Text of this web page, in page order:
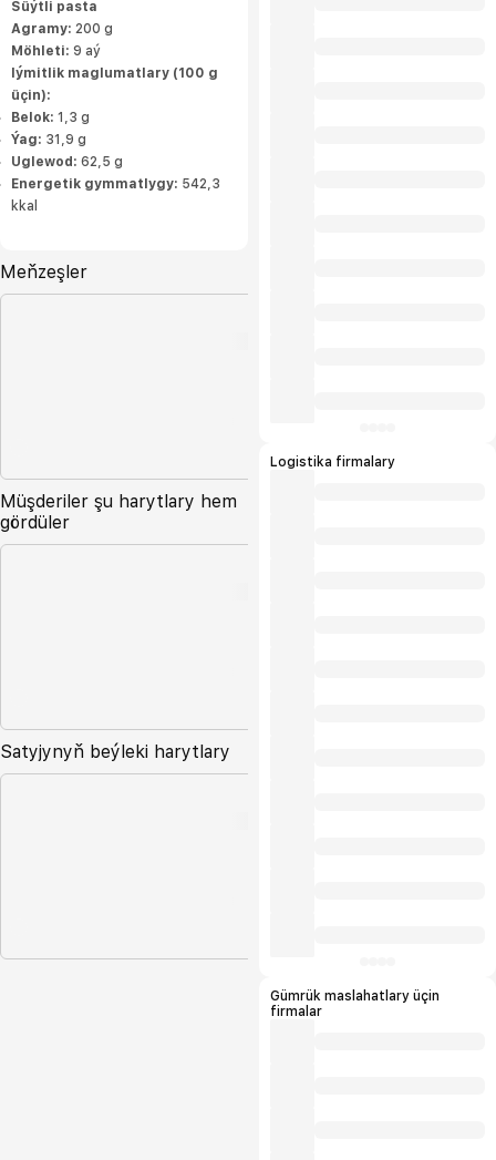
Süýtli pasta
Agramy: 200 g
Möhleti: 9 aý
Iýmitlik maglumatlary (100 g
üçin):
Belok: 1,3 g
Ýag: 31,9 g
Uglewod: 62,5 g
Energetik gymmatlygy: 542,3
kkal
Meňzeşler
Müşderiler şu harytlary hem
gördüler
Satyjynyň beýleki harytlary
Logistika firmalary
Gümrük maslahatlary üçin
firmalar